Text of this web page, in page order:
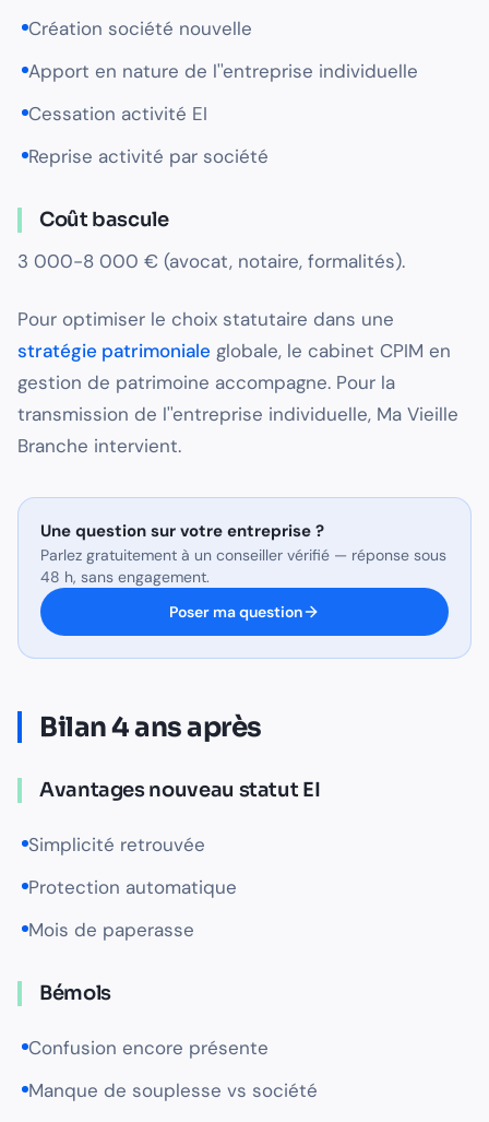
Création société nouvelle
Apport en nature de l''entreprise individuelle
Cessation activité EI
Reprise activité par société
Coût bascule
3 000-8 000 € (avocat, notaire, formalités).
Pour optimiser le choix statutaire dans une
stratégie patrimoniale globale, le cabinet CPIM en
gestion de patrimoine accompagne. Pour la
transmission de l''entreprise individuelle, Ma Vieille
Branche intervient.
Une question sur votre entreprise ?
Parlez gratuitement à un conseiller vérifié — réponse sous
48 h, sans engagement.
Poser ma question
Bilan 4 ans après
Avantages nouveau statut EI
Simplicité retrouvée
Protection automatique
Mois de paperasse
Bémols
Confusion encore présente
Manque de souplesse vs société